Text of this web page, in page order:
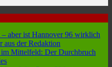
aber ist Hannover 96 wirklich
aus der Redaktion
Mittelfeld: Der Durchbruch